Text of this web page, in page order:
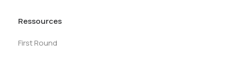
Ressources
First Round